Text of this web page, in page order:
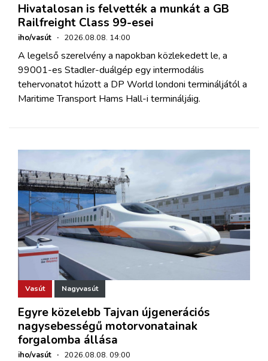
Hivatalosan is felvették a munkát a GB
Railfreight Class 99-esei
iho/vasút · 2026.08.08. 14:00
A legelső szerelvény a napokban közlekedett le, a
99001-es Stadler-duálgép egy intermodális
tehervonatot húzott a DP World londoni termináljától a
Maritime Transport Hams Hall-i termináljáig.
Vasút Nagyvasút
Egyre közelebb Tajvan újgenerációs
nagysebességű motorvonatainak
forgalomba állása
iho/vasút · 2026.08.08. 09:00